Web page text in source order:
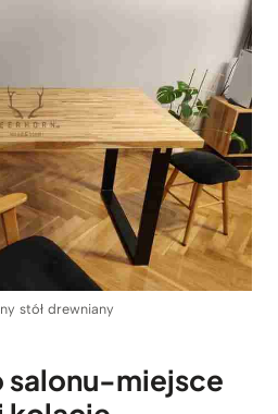
stół drewniany
salonu-miejsce